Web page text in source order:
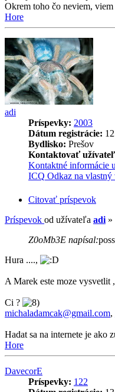
Okrem toho čo neviem,
Hore
adi
Príspevky: 2003
Dátum registrácie:
Bydlisko: Prešov
Kontaktovať
Kontaktné informácie
ICQ Odkaz na vlastný
Citovať príspevok
Príspevok od užívateľa adi »
Z0oMb3E napísal:
Hura ....,
A Marek este moze vysvetlit
Ci ?
michaladamcak@gmail.com,
Hadat sa na internete je ako
Hore
DavecorE
Príspevky: 122